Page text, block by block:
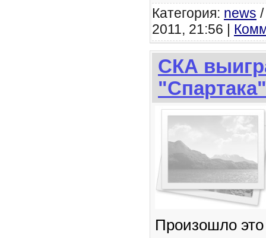
Категория: news
2011, 21:56 |
СКА
Произошло